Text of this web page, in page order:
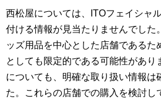
西松屋については、ITOフェイシャ
付ける情報が見当たりませんでした
ッズ用品を中心とした店舗であるた
としても限定的である可能性があり
についても、明確な取り扱い情報は
た。これらの店舗での購入を検討し